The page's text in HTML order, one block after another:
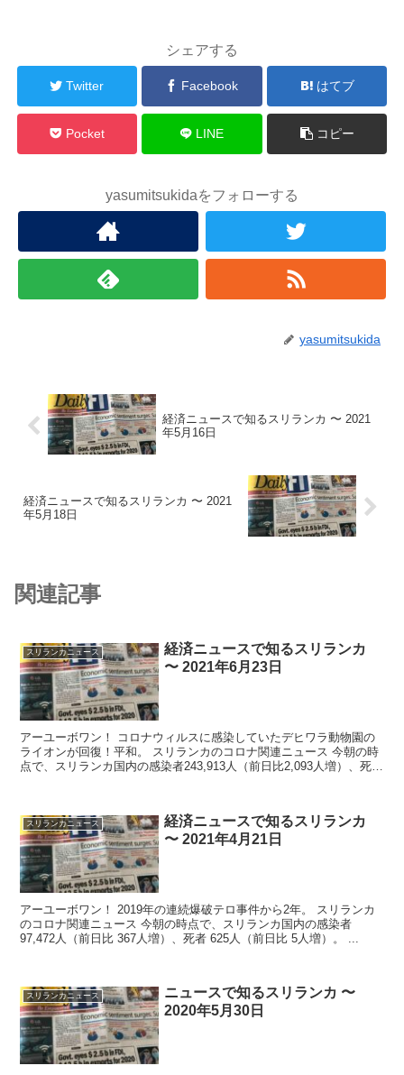
シェアする
Twitter Facebook はてブ
Pocket LINE コピー
yasumitsukidaをフォローする
yasumitsukida
経済ニュースで知るスリランカ 〜 2021
年5月16日
経済ニュースで知るスリランカ 〜 2021
年5月18日
関連記事
スリランカニュース
経済ニュースで知るスリランカ
〜 2021年6月23日
アーユーボワン！ コロナウィルスに感染していたデヒワラ動物園の
ライオンが回復！平和。 スリランカのコロナ関連ニュース 今朝の時
点で、スリランカ国内の感染者243,913人（前日比2,093人増）、死
スリランカニュース
経済ニュースで知るスリランカ
〜 2021年4月21日
アーユーボワン！ 2019年の連続爆破テロ事件から2年。 スリランカ
のコロナ関連ニュース 今朝の時点で、スリランカ国内の感染者
97,472人（前日比 367人増）、死者 625人（前日比 5人増）。 ...
スリランカニュース
ニュースで知るスリランカ 〜
2020年5月30日